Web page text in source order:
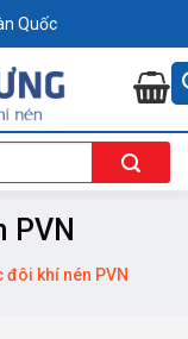
Quốc
PVN
đôi khí nén PVN